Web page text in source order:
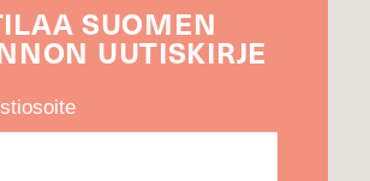
SUOMEN
UUTIS­KIRJE